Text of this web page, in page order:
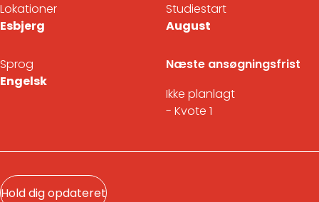
Studiestart
August
Lokationer
Esbjerg
Sprog
Engelsk
Næste ansøgningsfrist
Ikke planlagt
- Kvote 1
Hold dig opdateret